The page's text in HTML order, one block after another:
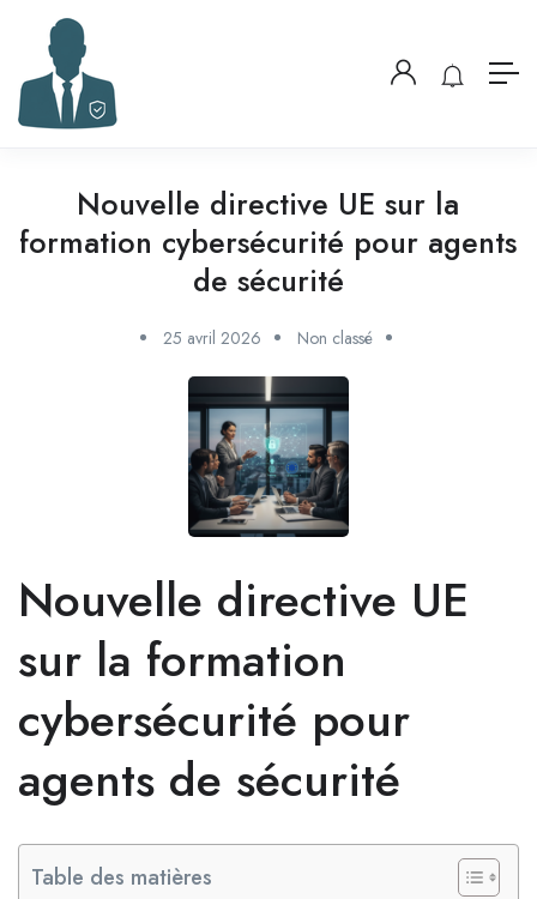
Nouvelle directive UE sur la
formation cybersécurité pour agents
de sécurité
25 avril 2026 Non classé
Nouvelle directive UE
sur la formation
cybersécurité pour
agents de sécurité
Table des matières